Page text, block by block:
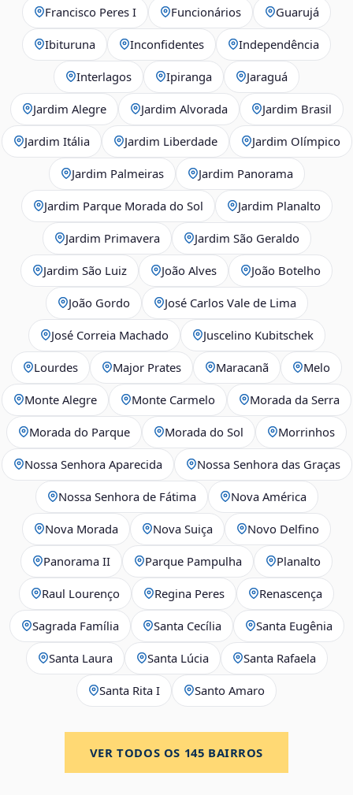
Francisco Peres I Funcionários Guarujá
Ibituruna Inconfidentes Independência
Interlagos Ipiranga Jaraguá
Jardim Alegre Jardim Alvorada Jardim Brasil
Jardim Itália Jardim Liberdade Jardim Olímpico
Jardim Palmeiras Jardim Panorama
Jardim Parque Morada do Sol Jardim Planalto
Jardim Primavera Jardim São Geraldo
Jardim São Luiz João Alves João Botelho
João Gordo José Carlos Vale de Lima
José Correia Machado Juscelino Kubitschek
Lourdes Major Prates Maracanã Melo
Monte Alegre Monte Carmelo Morada da Serra
Morada do Parque Morada do Sol Morrinhos
Nossa Senhora Aparecida Nossa Senhora das Graças
Nossa Senhora de Fátima Nova América
Nova Morada Nova Suiça Novo Delfino
Panorama II Parque Pampulha Planalto
Raul Lourenço Regina Peres Renascença
Sagrada Família Santa Cecília Santa Eugênia
Santa Laura Santa Lúcia Santa Rafaela
Santa Rita I Santo Amaro
VER TODOS OS 145 BAIRROS